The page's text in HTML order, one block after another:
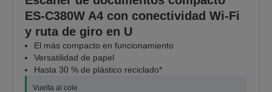
ES-C380W A4 con conectividad Wi-Fi
y ruta de giro en U
El más compacto en funcionamiento
Versatilidad de papel
Hasta 30 % de plástico reciclado*
Vuelta al cole